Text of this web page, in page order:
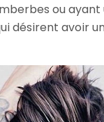
ou
désirent avoir